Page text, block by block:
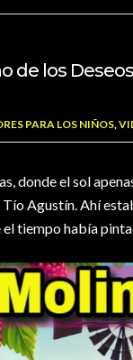
de los Deseos
PARA LOS NIÑOS,
donde el sol
Agustín. Ahí
tiempo había